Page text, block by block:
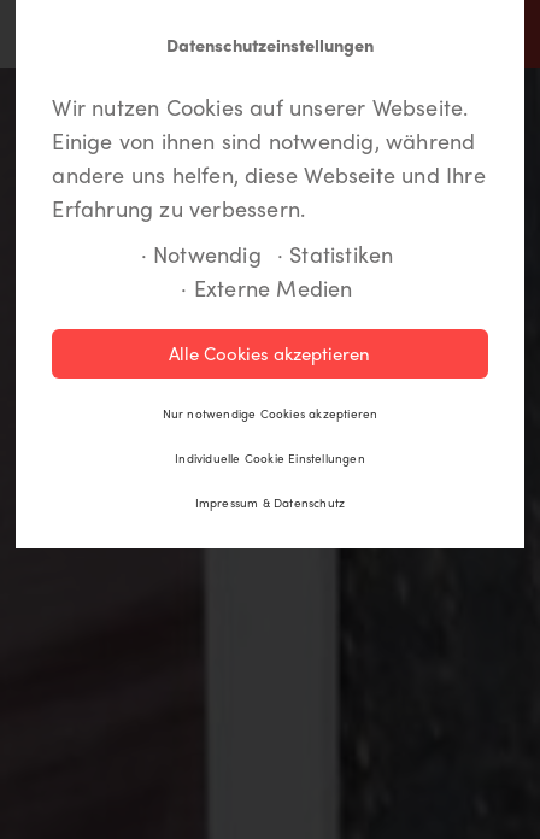
In Lippstadt findet jeder
etwas.
Deine Lieblingsorte zu speichern und eine
Route anzulegen. Wenn Du noch kein Login
hast, kannst Du Dich hier kostenlos anmelden.
Registrieren
Datenschutzeinstellungen
Wir nutzen Cookies auf unserer Webseite.
Einige von ihnen sind notwendig, während
andere uns helfen, diese Webseite und Ihre
Erfahrung zu verbessern.
· Notwendig · Statistiken
· Externe Medien
Alle Cookies akzeptieren
Nur notwendige Cookies akzeptieren
Individuelle Cookie Einstellungen
Impressum & Datenschutz